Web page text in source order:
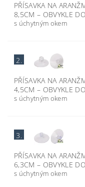
PŘÍSAVKA NA
8,5CM– OBVYKLE
s úchytným okem
2.
PŘÍSAVKA NA
4,5CM– OBVYKLE
s úchytným okem
3.
PŘÍSAVKA NA
6,3CM– OBVYKLE
s úchytným okem